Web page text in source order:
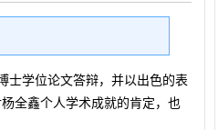
学位论文答辩，并以出色的表
全鑫个人学术成就的肯定，也